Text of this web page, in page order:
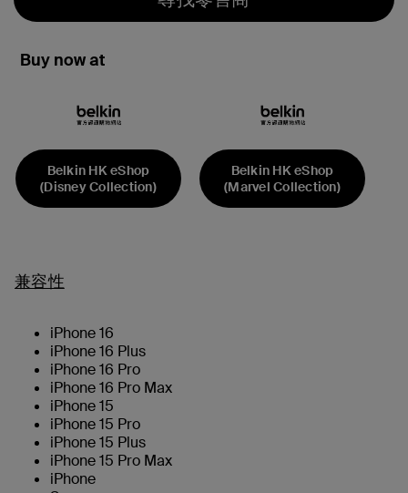
Buy now at
Belkin HK eShop
(Disney Collection)
Belkin HK eShop
(Marvel Collection)
兼容性
iPhone 16
iPhone 16 Plus
iPhone 16 Pro
iPhone 16 Pro Max
iPhone 15
iPhone 15 Pro
iPhone 15 Plus
iPhone 15 Pro Max
iPhone